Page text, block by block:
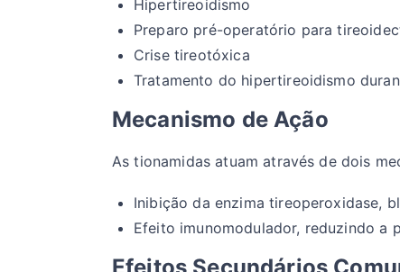
Hipertireoidismo
Preparo pré-operatório para
Crise tireotóxica
Tratamento do hipertireoidismo
Mecanismo de Ação
As tionamidas atuam através de dois
Inibição da enzima tireoperoxidase,
Efeito imunomodulador, reduzindo a